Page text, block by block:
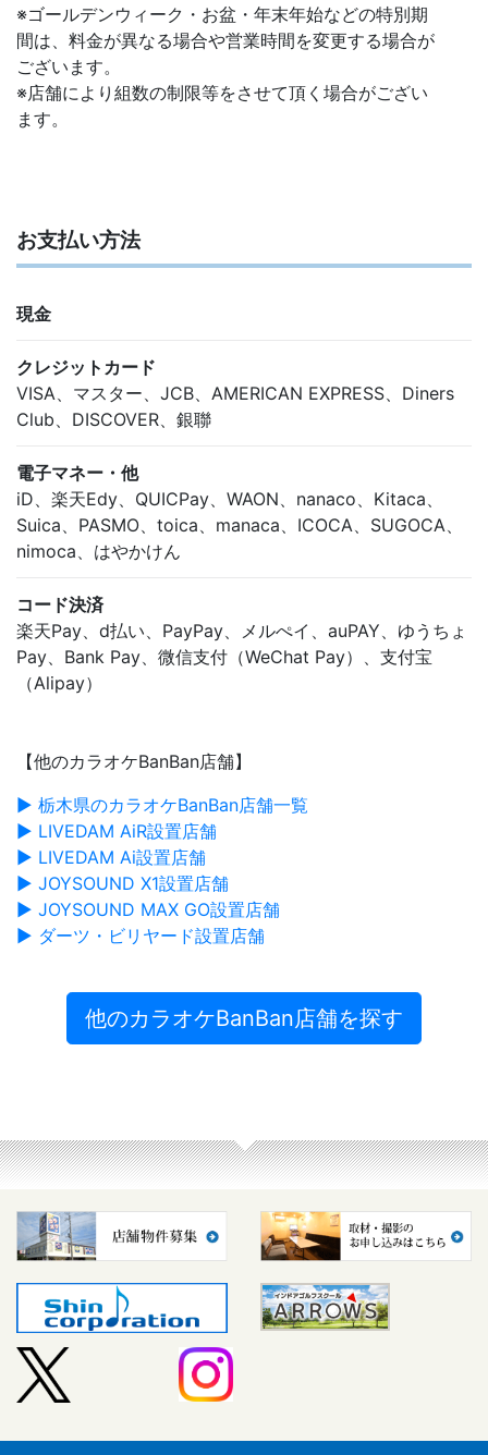
※ゴールデンウィーク・お盆・年末年始などの特別期
間は、料金が異なる場合や営業時間を変更する場合が
ございます。
※店舗により組数の制限等をさせて頂く場合がござい
ます。
お支払い方法
現金
クレジットカード
VISA、マスター、JCB、AMERICAN EXPRESS、Diners
Club、DISCOVER、銀聯
電子マネー・他
iD、楽天Edy、QUICPay、WAON、nanaco、Kitaca、
Suica、PASMO、toica、manaca、ICOCA、SUGOCA、
nimoca、はやかけん
コード決済
楽天Pay、d払い、PayPay、メルぺイ、auPAY、ゆうちょ
Pay、Bank Pay、微信支付（WeChat Pay）、支付宝
（Alipay）
【他のカラオケBanBan店舗】
▶ 栃木県のカラオケBanBan店舗一覧
▶ LIVEDAM AiR設置店舗
▶ LIVEDAM Ai設置店舗
▶ JOYSOUND X1設置店舗
▶ JOYSOUND MAX GO設置店舗
▶ ダーツ・ビリヤード設置店舗
他のカラオケBanBan店舗を探す